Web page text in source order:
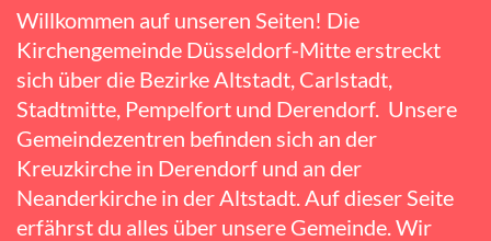
Willkommen auf unseren Seiten! Die
Kirchengemeinde Düsseldorf-Mitte erstreckt
sich über die Bezirke Altstadt, Carlstadt,
Stadtmitte, Pempelfort und Derendorf. Unsere
Gemeindezentren befinden sich an der
Kreuzkirche in Derendorf und an der
Neanderkirche in der Altstadt. Auf dieser Seite
erfährst du alles über unsere Gemeinde. Wir